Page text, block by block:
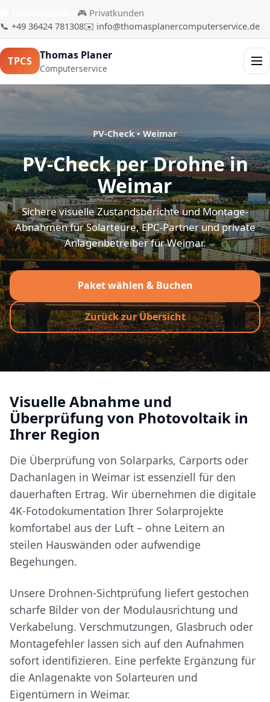
🎮 Privatkunden
📞 +49 36424 781308✉️ info@thomasplanercomputerservice.de
TPCS Thomas Planer
Computerservice
PV-Check • Weimar
PV-Check per Drohne in
Weimar
Sichere visuelle Zustandsberichte und Montage-
Abnahmen für Solarteure, EPC-Partner und private
Anlagenbetreiber für Weimar.
Paket wählen & Buchen
Zurück zur Übersicht
Visuelle Abnahme und
Überprüfung von Photovoltaik in
Ihrer Region
Die Überprüfung von Solarparks, Carports oder
Dachanlagen in Weimar ist essenziell für den
dauerhaften Ertrag. Wir übernehmen die digitale
4K-Fotodokumentation Ihrer Solarprojekte
komfortabel aus der Luft – ohne Leitern an
steilen Hauswänden oder aufwendige
Begehungen.
Unsere Drohnen-Sichtprüfung liefert gestochen
scharfe Bilder von der Modulausrichtung und
Verkabelung. Verschmutzungen, Glasbruch oder
Montagefehler lassen sich auf den Aufnahmen
sofort identifizieren. Eine perfekte Ergänzung für
die Anlagenakte von Solarteuren und
Eigentümern in Weimar.